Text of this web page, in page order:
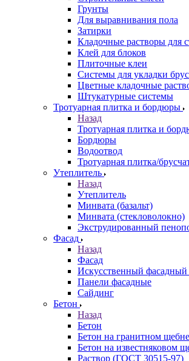
Грунты
Для выравнивания пола
Затирки
Кладочные растворы для
Клей для блоков
Плиточные клеи
Системы для укладки
Цветные кладочные
Штукатурные системы
Тротуарная плитка и бордюры
Назад
Тротуарная плитка и
Бордюры
Водоотвод
Тротуарная плитка/
Утеплитель
Назад
Утеплитель
Минвата (базальт)
Минвата (стекловолокно)
Экструдированный
Фасад
Назад
Фасад
Искусственный фасадный
Панели фасадные
Сайдинг
Бетон
Назад
Бетон
Бетон на гранитном щебне
Бетон на известняковом
Раствор (ГОСТ 30515-97)